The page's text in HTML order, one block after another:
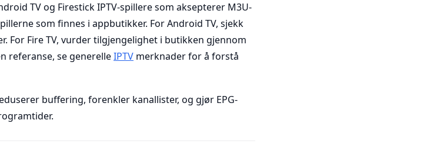
TV og Firestick IPTV-spillere som aksepterer M3U-
som finnes i appbutikker. For Android TV, sjekk
For Fire TV, vurder tilgjengelighet i butikken gjennom
referanse, se generelleIPTV merknader for å forstå
buffering, forenkler kanallister, og gjør EPG-